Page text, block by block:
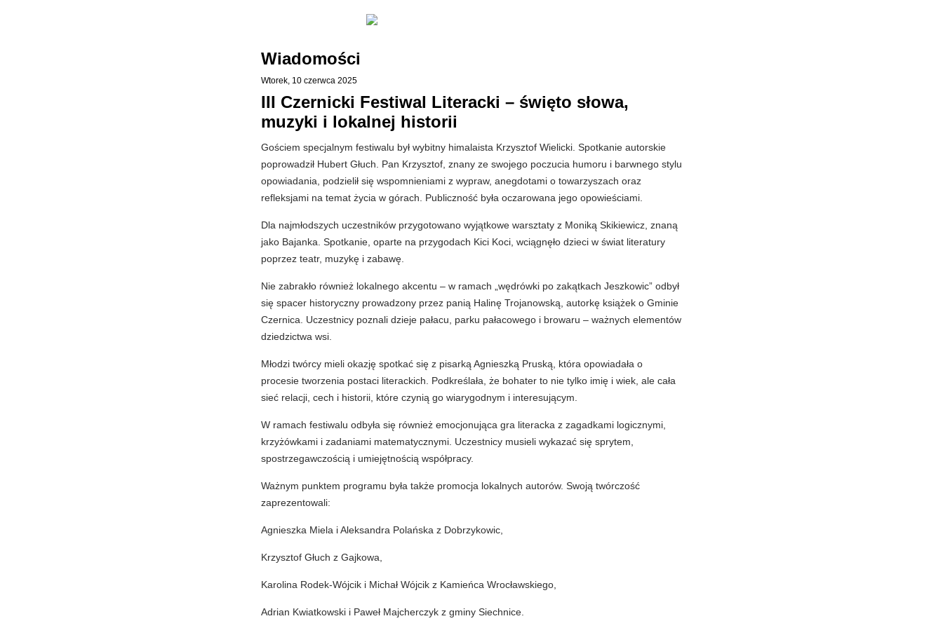
Wiadomości
Wtorek, 10 czerwca 2025
III Czernicki Festiwal Literacki – święto słowa,
muzyki i lokalnej historii
Gościem specjalnym festiwalu był wybitny himalaista Krzysztof Wielicki. Spotkanie autorskie
poprowadził Hubert Głuch. Pan Krzysztof, znany ze swojego poczucia humoru i barwnego stylu
opowiadania, podzielił się wspomnieniami z wypraw, anegdotami o towarzyszach oraz
refleksjami na temat życia w górach. Publiczność była oczarowana jego opowieściami.
Dla najmłodszych uczestników przygotowano wyjątkowe warsztaty z Moniką Skikiewicz, znaną
jako Bajanka. Spotkanie, oparte na przygodach Kici Koci, wciągnęło dzieci w świat literatury
poprzez teatr, muzykę i zabawę.
Nie zabrakło również lokalnego akcentu – w ramach „wędrówki po zakątkach Jeszkowic” odbył
się spacer historyczny prowadzony przez panią Halinę Trojanowską, autorkę książek o Gminie
Czernica. Uczestnicy poznali dzieje pałacu, parku pałacowego i browaru – ważnych elementów
dziedzictwa wsi.
Młodzi twórcy mieli okazję spotkać się z pisarką Agnieszką Pruską, która opowiadała o
procesie tworzenia postaci literackich. Podkreślała, że bohater to nie tylko imię i wiek, ale cała
sieć relacji, cech i historii, które czynią go wiarygodnym i interesującym.
W ramach festiwalu odbyła się również emocjonująca gra literacka z zagadkami logicznymi,
krzyżówkami i zadaniami matematycznymi. Uczestnicy musieli wykazać się sprytem,
spostrzegawczością i umiejętnością współpracy.
Ważnym punktem programu była także promocja lokalnych autorów. Swoją twórczość
zaprezentowali:
Agnieszka Miela i Aleksandra Polańska z Dobrzykowic,
Krzysztof Głuch z Gajkowa,
Karolina Rodek-Wójcik i Michał Wójcik z Kamieńca Wrocławskiego,
Adrian Kwiatkowski i Paweł Majcherczyk z gminy Siechnice.